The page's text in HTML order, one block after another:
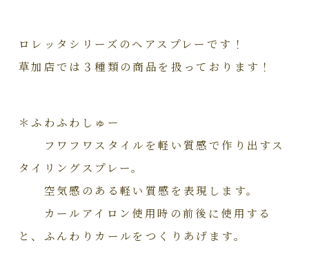
ロレッタシリーズのヘアスプレーです！
草加店では３種類の商品を扱っております！
＊ふわふわしゅー
フワフワスタイルを軽い質感で作り出すス
タイリングスプレー。
空気感のある軽い質感を表現します。
カールアイロン使用時の前後に使用する
と、ふんわりカールをつくりあげます。